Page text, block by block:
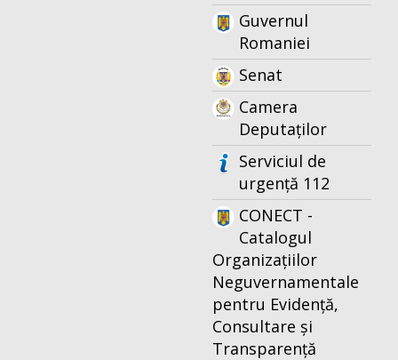
Guvernul
Romaniei
Senat
Camera
Deputaților
Serviciul de
urgență 112
CONECT -
Catalogul
Organizațiilor
Neguvernamentale
pentru Evidență,
Consultare și
Transparență